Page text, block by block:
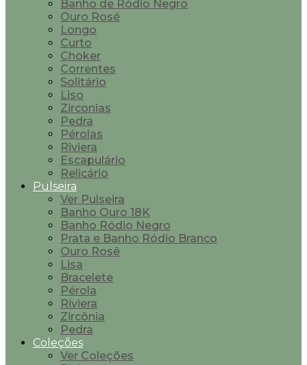
Banho de Ródio Negro
Ouro Rosé
Longo
Curto
Choker
Correntes
Solitário
Liso
Zirconias
Pedra
Pérolas
Riviera
Escapulário
Relicário
Pulseira
Ver Pulseira
Banho Ouro 18K
Banho Ródio Negro
Prata e Banho Ródio Branco
Ouro Rosê
Lisa
Bracelete
Pérola
Riviera
Zircônia
Pedra
Coleções
Ver Coleções